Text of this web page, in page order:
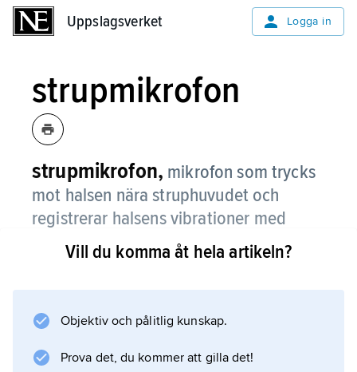
Uppslagsverket Logga in
strupmikrofon
strupmikrofon, mikrofon som trycks
mot halsen nära struphuvudet och
registrerar halsens vibrationer med
talljudskaraktär.
miljöer.
Vill du komma åt hela artikeln?
Objektiv och pålitlig kunskap.
Prova det, du kommer att gilla det!